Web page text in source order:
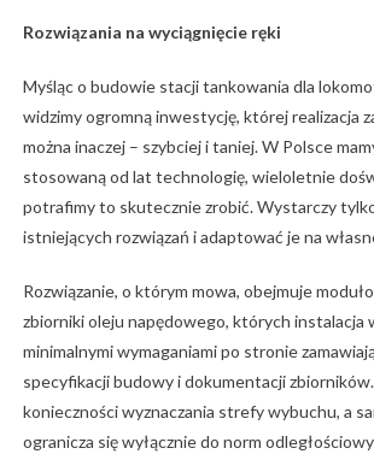
Rozwiązania na wyciągnięcie ręki
Myśląc o budowie stacji tankowania dla
widzimy ogromną inwestycję, której realizacja
można inaczej – szybciej i taniej. W Polsce
stosowaną od lat technologię, wieloletnie
potrafimy to skutecznie zrobić. Wystarczy
istniejących rozwiązań i adaptować je na
Rozwiązanie, o którym mowa, obejmuje
zbiorniki oleju napędowego, których instalacja
minimalnymi wymaganiami po stronie
specyfikacji budowy i dokumentacji
konieczności wyznaczania strefy wybuchu, a
ogranicza się wyłącznie do norm